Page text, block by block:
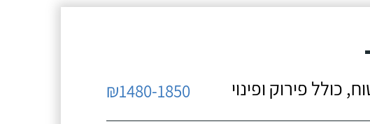
על גג שטוח, כולל פירוק ופינוי
₪1480-1850